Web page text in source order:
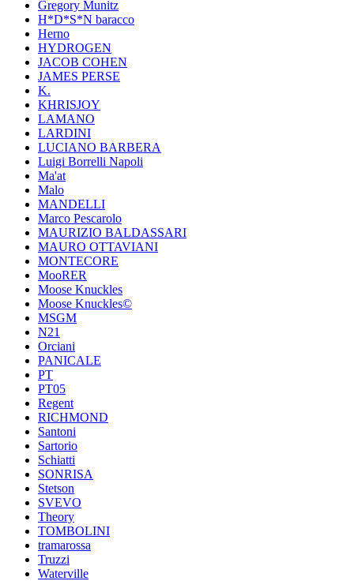
Gregory Munitz
H*D*S*N baracco
Herno
HYDROGEN
JACOB COHEN
JAMES PERSE
K.
KHRISJOY
LAMANO
LARDINI
LUCIANO BARBERA
Luigi Borrelli Napoli
Ma'at
Malo
MANDELLI
Marco Pescarolo
MAURIZIO BALDASSARI
MAURO OTTAVIANI
MONTECORE
MooRER
Moose Knuckles
Moose Knuckles©️
MSGM
N21
Orciani
PANICALE
PT
PT05
Regent
RICHMOND
Santoni
Sartorio
Schiatti
SONRISA
Stetson
SVEVO
Theory
TOMBOLINI
tramarossa
Truzzi
Waterville